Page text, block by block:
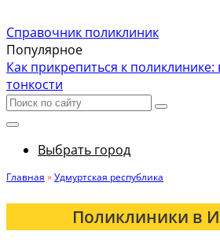
Справочник поликлиник
Популярное
Как прикрепиться к
тонкости
Выбрать город
Главная »Удмуртская республика
Поликлиники в